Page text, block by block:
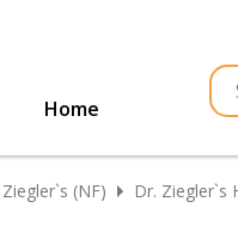
Home
(NF) Dr. Ziegler`s